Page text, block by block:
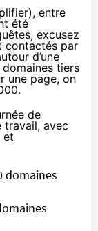
entre
été
excusez
contactés par
d’une
domaines tiers
une page, on
de
travail, avec
et
domaines